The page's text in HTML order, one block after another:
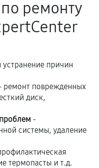
не указано в
куплены
может
если
по
не имеют внешних
ремонту
причин
ремонт поврежденных
диск,
-
системы, удаление
термопасты и т.д.